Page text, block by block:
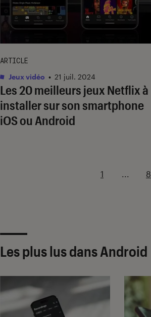
Les 20 meilleurs jeux Netflix à
installer sur son smartphone
iOS ou Android
ARTICLE
Jeux vidéo • 21 juil. 2024
1 ... 8
Les plus lus dans Android